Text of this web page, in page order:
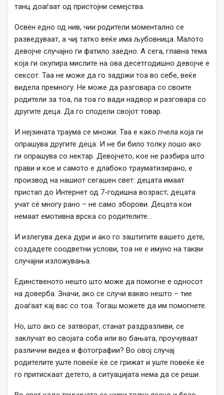
танц доаѓаат од пристојни семејства.
Освен едно од нив, чии родители моментално се
разведуваат, а чиј татко веќе има љубовница. Малото
девојче случајно ги фатило заедно. А сега, главна тема
која ги окупира мислите на ова десетгодишно девојче е
сексот. Таа не може да го задржи тоа во себе, веќе
видела премногу. Не може да разговара со своите
родители за тоа, па тоа го вади надвор и разговара со
другите деца. Да го сподели својот товар.
И нејзината траума се множи. Таа е како пчела која ги
опрашува другите деца. И не би било толку лошо ако
ги опрашува со нектар. Девојчето, кое не разбира што
прави и кое и самото е длабоко трауматизирано, е
производ на нашиот сегашен свет: децата имаат
пристап до Интернет од 7-годишна возраст; децата
учат сè многу рано – не само зборови. Децата кои
немаат емотивна врска со родителите…
И излегува дека дури и ако го заштитите вашето дете,
создадете соодветни услови, тоа не е имуно на такви
случајни изложувања.
Единственото нешто што може да помогне е односот
на доверба. Значи, ако се случи вакво нешто – тие
доаѓаат кај вас со тоа. Тогаш можете да им помогнете.
Но, што ако се затворат, станат раздразливи, се
заклучат во својата соба или во бањата, проучуваат
различни видеа и фотографии? Во овој случај
родителите уште повеќе ќе се грижат и уште повеќе ќе
го притискаат детето, а ситуацијата нема да се реши.